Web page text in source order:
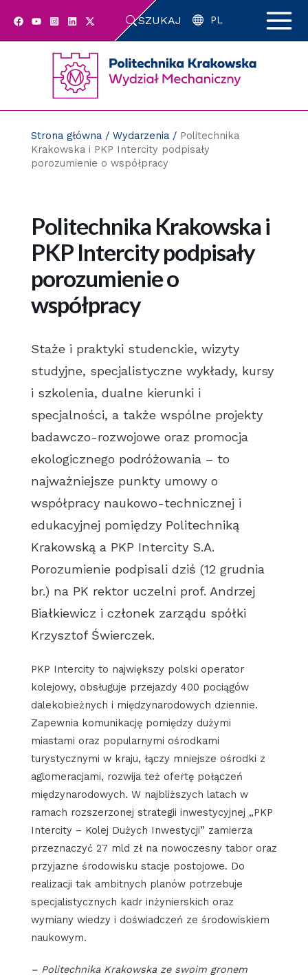
SZUKAJ PL
Strona główna/ Wydarzenia/ Politechnika
Krakowska i PKP Intercity podpisały
porozumienie o współpracy
Politechnika Krakowska i
PKP Intercity podpisały
porozumienie o
współpracy
Staże i praktyki studenckie, wizyty
studyjne, specjalistyczne wykłady, kursy
i szkolenia, dualne kierunki i
specjalności, a także wspólne projekty
badawczo-rozwojowe oraz promocja
ekologicznego podróżowania – to
najważniejsze punkty umowy o
współpracy naukowo-technicznej i
edukacyjnej pomiędzy Politechniką
Krakowską a PKP Intercity S.A.
Porozumienie podpisali dziś (12 grudnia
br.) na PK rektor uczelni prof. Andrzej
Białkiewicz i członek zarządu spółki
Krzysztof Świerczek.
PKP Intercity to największy polski operator
kolejowy, obsługuje przejazdy 400 pociągów
dalekobieżnych i międzynarodowych dziennie.
Zapewnia komunikację pomiędzy dużymi
miastami oraz popularnymi ośrodkami
turystycznymi w kraju, łączy mniejsze ośrodki z
aglomeracjami, rozwija też ofertę połączeń
międzynarodowych. W najbliższych latach w
ramach rozszerzonej strategii inwestycyjnej „PKP
Intercity – Kolej Dużych Inwestycji” zamierza
przeznaczyć 27 mld zł na nowoczesny tabor oraz
przyjazne środowisku stacje postojowe. Do
realizacji tak ambitnych planów potrzebuje
specjalistycznych kadr inżynierskich oraz
wymiany wiedzy i doświadczeń ze środowiskiem
naukowym.
– Politechnika Krakowska ze swoim gronem